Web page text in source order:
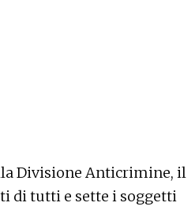
Divisione Anticrimine, il
di tutti e sette i soggetti